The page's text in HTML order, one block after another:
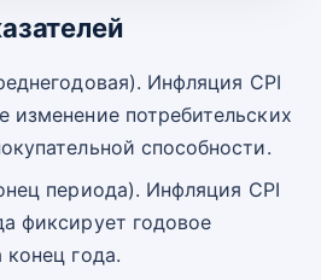
Инфляция CPI
изменение потребительских
способности.
периода). Инфляция CPI
фиксирует годовое
конец года.